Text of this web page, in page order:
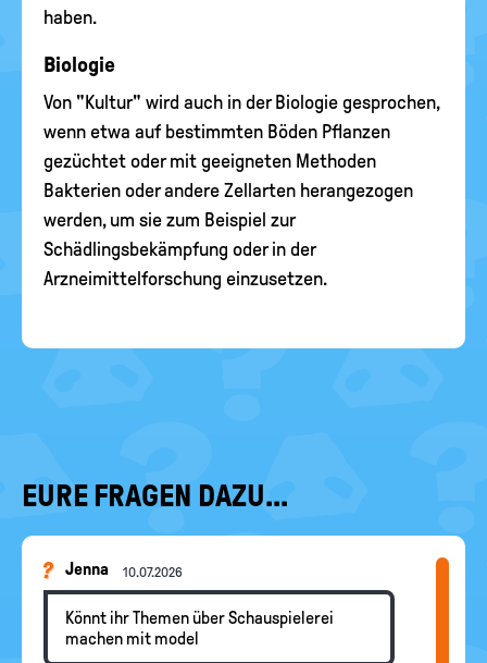
haben.
Biologie
Von "Kultur" wird auch in der Biologie gesprochen,
wenn etwa auf bestimmten Böden Pflanzen
gezüchtet oder mit geeigneten Methoden
Bakterien oder andere Zellarten herangezogen
werden, um sie zum Beispiel zur
Schädlingsbekämpfung oder in der
Arzneimittelforschung einzusetzen.
EURE FRAGEN DAZU...
Jenna 10.07.2026
Könnt ihr Themen über Schauspielerei
machen mit model